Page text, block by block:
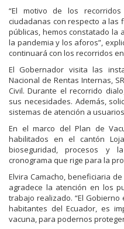
“El motivo de los
ciudadanas con respecto a las
públicas, hemos constatado la
la pandemia y los aforos”,
continuará con los recorridos
El Gobernador visita las
Nacional de Rentas Internas,
Civil. Durante el recorrido
sus necesidades. Además,
sistemas de atención a
En el marco del Plan de
habilitados en el cantón
bioseguridad, procesos y
cronograma que rige para la
Elvira Camacho, beneficiaria
agradece la atención en los
trabajo realizado. “El
habitantes del Ecuador, es
vacuna, para podernos